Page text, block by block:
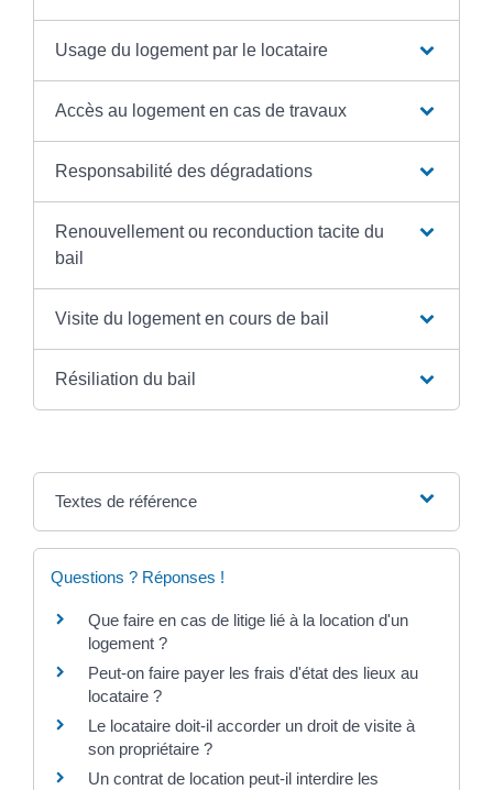
Usage du logement par le locataire
Accès au logement en cas de travaux
Responsabilité des dégradations
Renouvellement ou reconduction tacite du
bail
Visite du logement en cours de bail
Résiliation du bail
Textes de référence
Questions ? Réponses !
Que faire en cas de litige lié à la location d'un
logement ?
Peut-on faire payer les frais d'état des lieux au
locataire ?
Le locataire doit-il accorder un droit de visite à
son propriétaire ?
Un contrat de location peut-il interdire les